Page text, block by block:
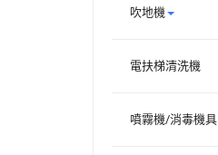
吹地機
電扶梯清洗機
噴霧機/消毒機具